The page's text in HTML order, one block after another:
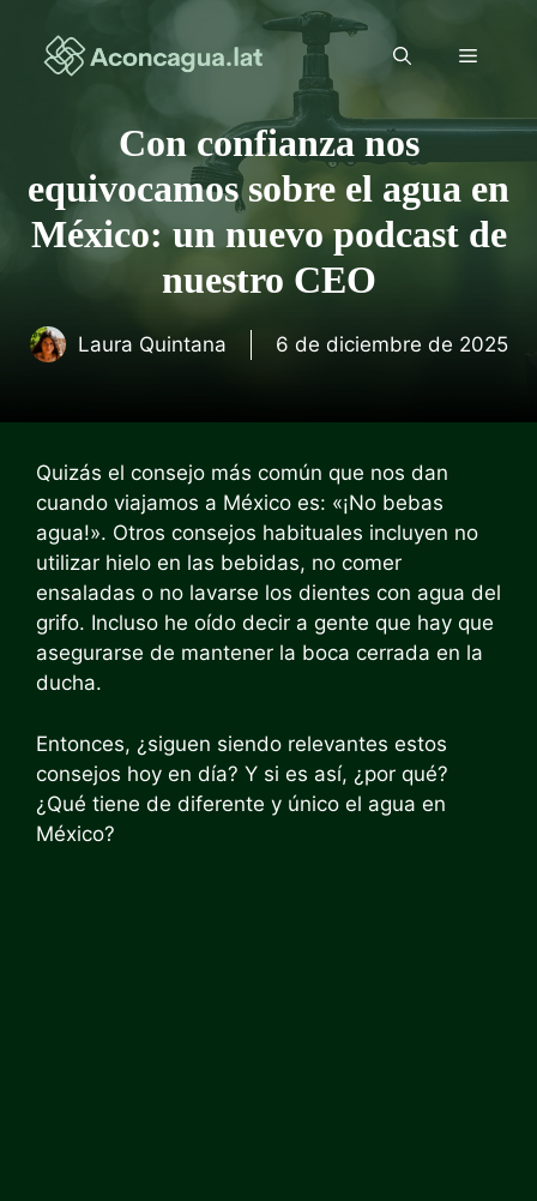
contenido
Menú
Con confianza nos
equivocamos sobre el agua en
México: un nuevo podcast de
nuestro CEO
Laura Quintana 6 de diciembre de 2025
Quizás el consejo más común que nos dan
cuando viajamos a México es: «¡No bebas
agua!». Otros consejos habituales incluyen no
utilizar hielo en las bebidas, no comer
ensaladas o no lavarse los dientes con agua del
grifo. Incluso he oído decir a gente que hay que
asegurarse de mantener la boca cerrada en la
ducha.
Entonces, ¿siguen siendo relevantes estos
consejos hoy en día? Y si es así, ¿por qué?
¿Qué tiene de diferente y único el agua en
México?